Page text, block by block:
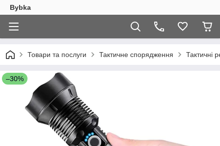
Bybka
Товари та послуги Тактичне спорядження Тактичні
–30%